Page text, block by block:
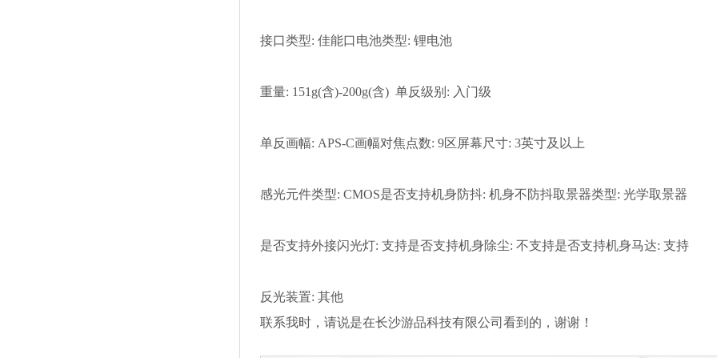
接口类型: 佳能口电池类型: 锂电池
重量: 151g(含)-200g(含) 单反级别: 入门级
单反画幅: APS-C画幅对焦点数: 9区屏幕尺寸: 3英寸及以上
感光元件类型: CMOS是否支持机身防抖: 机身不防抖取景器类型: 光学取景器
是否支持外接闪光灯: 支持是否支持机身除尘: 不支持是否支持机身马达: 支持
反光装置: 其他
联系我时，请说是在长沙游品科技有限公司看到的，谢谢！